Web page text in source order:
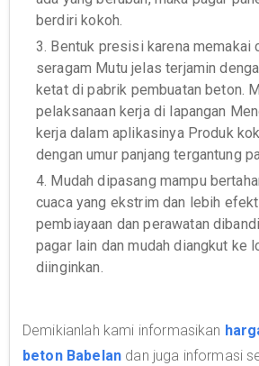
berdiri kokoh.
3. Bentuk presisi karena memakai
seragam Mutu jelas terjamin
ketat di pabrik pembuatan beton.
pelaksanaan kerja di lapangan
kerja dalam aplikasinya Produk
dengan umur panjang tergantung
4. Mudah dipasang mampu
cuaca yang ekstrim dan lebih
pembiayaan dan perawatan
pagar lain dan mudah diangkut ke
diinginkan.
Demikianlah kami informasikan
beton Babelan dan juga informasi